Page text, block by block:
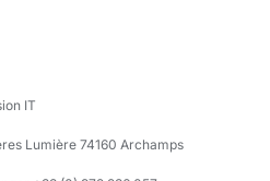
IT
Lumière 74160 Archamps